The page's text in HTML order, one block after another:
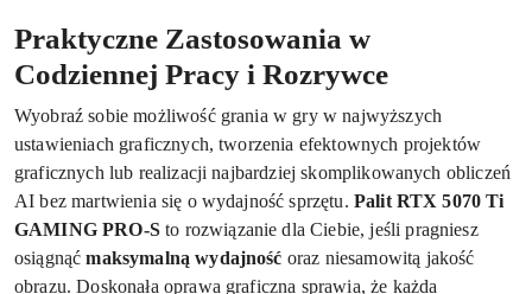
Praktyczne Zastosowania w
Codziennej Pracy i Rozrywce
Wyobraź sobie możliwość grania w gry w najwyższych
ustawieniach graficznych, tworzenia efektownych projektów
graficznych lub realizacji najbardziej skomplikowanych obliczeń
AI bez martwienia się o wydajność sprzętu. Palit RTX 5070 Ti
GAMING PRO-Sto rozwiązanie dla Ciebie, jeśli pragniesz
osiągnąćmaksymalną wydajność oraz niesamowitą jakość
obrazu. Doskonała oprawa graficzna sprawia, że każda